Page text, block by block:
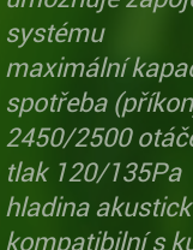
systému
maximální
spotřeba
2450/2500
tlak 120/135Pa
hladina
kompatibilní s